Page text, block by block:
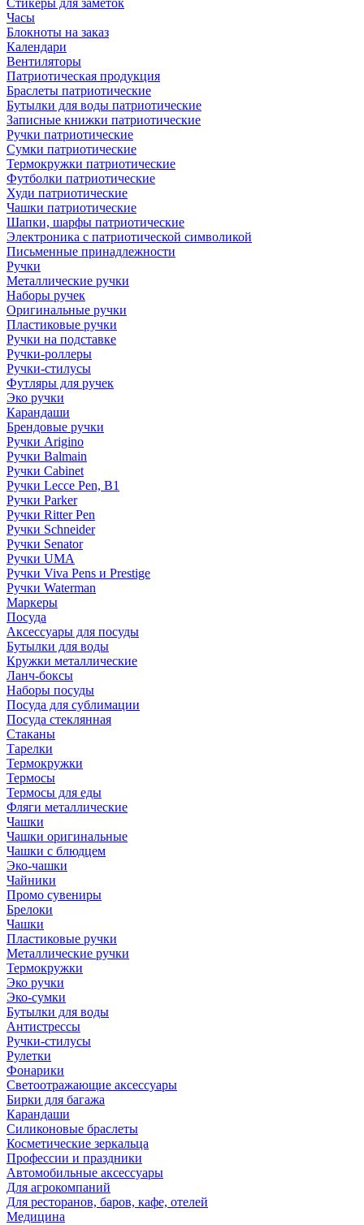
Стикеры для заметок
Часы
Блокноты на заказ
Календари
Вентиляторы
Патриотическая продукция
Браслеты патриотические
Бутылки для воды патриотические
Записные книжки патриотические
Ручки патриотические
Сумки патриотические
Термокружки патриотические
Футболки патриотические
Худи патриотические
Чашки патриотические
Шапки, шарфы патриотические
Электроника с патриотической символикой
Письменные принадлежности
Ручки
Металлические ручки
Наборы ручек
Оригинальные ручки
Пластиковые ручки
Ручки на подставке
Ручки-роллеры
Ручки-стилусы
Футляры для ручек
Эко ручки
Карандаши
Брендовые ручки
Ручки Arigino
Ручки Balmain
Ручки Cabinet
Ручки Lecce Pen, B1
Ручки Parker
Ручки Ritter Pen
Ручки Schneider
Ручки Senator
Ручки UMA
Ручки Viva Pens и Prestige
Ручки Waterman
Маркеры
Посуда
Аксессуары для посуды
Бутылки для воды
Кружки металлические
Ланч-боксы
Наборы посуды
Посуда для сублимации
Посуда стеклянная
Стаканы
Тарелки
Термокружки
Термосы
Термосы для еды
Фляги металлические
Чашки
Чашки оригинальные
Чашки с блюдцем
Эко-чашки
Чайники
Промо сувениры
Брелоки
Чашки
Пластиковые ручки
Металлические ручки
Термокружки
Эко ручки
Эко-сумки
Бутылки для воды
Антистрессы
Ручки-стилусы
Рулетки
Фонарики
Светоотражающие аксессуары
Бирки для багажа
Карандаши
Силиконовые браслеты
Косметические зеркальца
Профессии и праздники
Автомобильные аксессуары
Для агрокомпаний
Для ресторанов, баров, кафе, отелей
Медицина